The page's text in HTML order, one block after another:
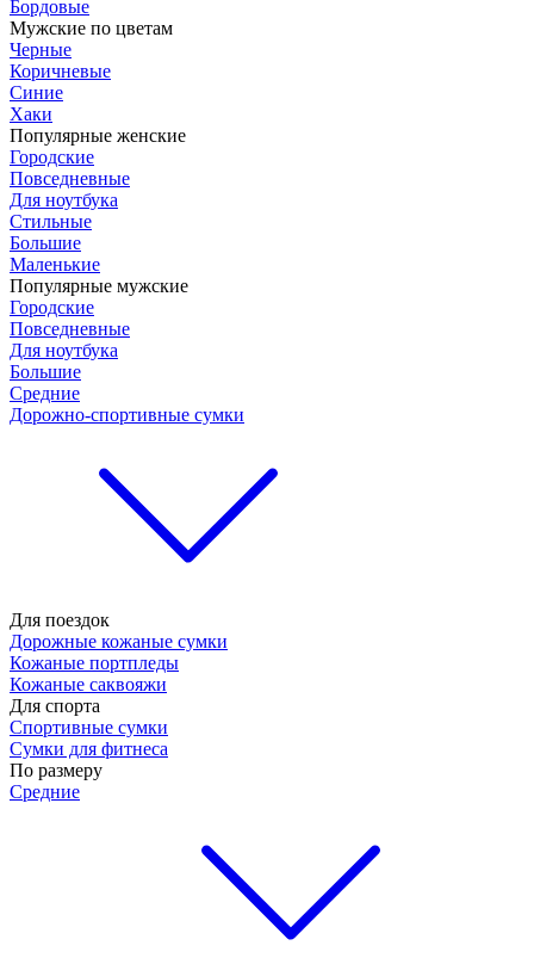
Бордовые
Мужские по цветам
Черные
Коричневые
Синие
Хаки
Популярные женские
Городские
Повседневные
Для ноутбука
Стильные
Большие
Маленькие
Популярные мужские
Городские
Повседневные
Для ноутбука
Большие
Средние
Дорожно-спортивные сумки
Для поездок
Дорожные кожаные сумки
Кожаные портпледы
Кожаные саквояжи
Для спорта
Спортивные сумки
Сумки для фитнеса
По размеру
Средние